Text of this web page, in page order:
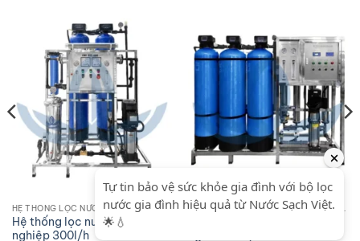
HỆ THỐNG LỌC NƯỚC RO CÔNG NGHIỆP
Hệ thống lọc nước RO công
nghiệp 300l/h